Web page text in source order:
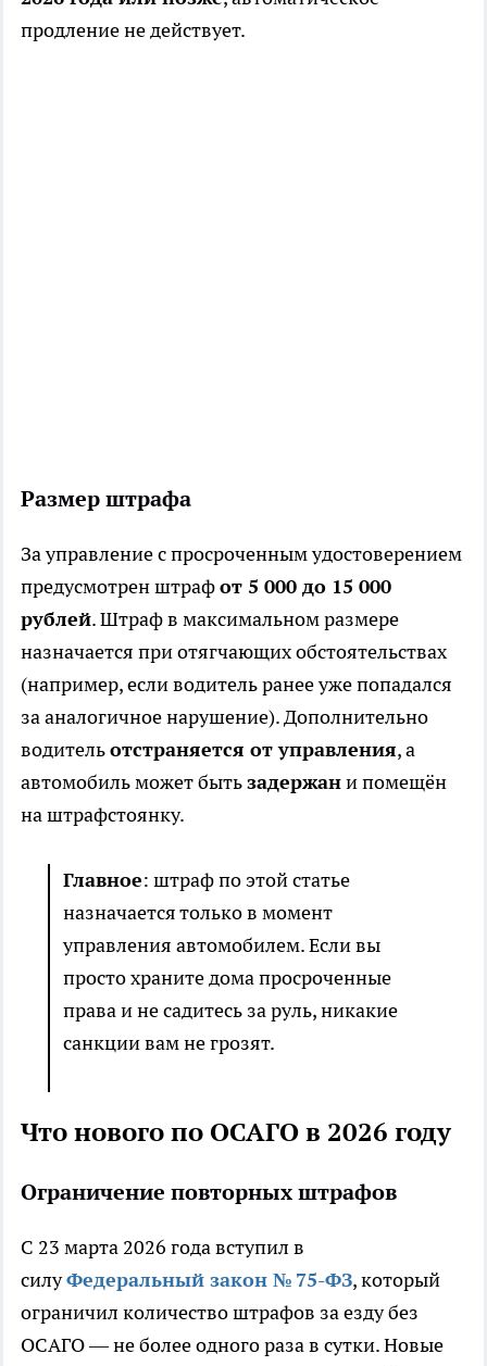
продление не действует.
Размер штрафа
За управление с просроченным удостоверением
предусмотрен штрафот 5 000 до 15 000
рублей. Штраф в максимальном размере
назначается при отягчающих обстоятельствах
(например, если водитель ранее уже попадался
за аналогичное нарушение). Дополнительно
водительотстраняется от управления, а
автомобиль может бытьзадержани помещён
на штрафстоянку.
Главное: штраф по этой статье
назначается только в момент
управления автомобилем. Если вы
просто храните дома просроченные
права и не садитесь за руль, никакие
санкции вам не грозят.
Что нового по ОСАГО в 2026 году
Ограничение повторных штрафов
С 23 марта 2026 года вступил в
силуФедеральный закон № 75-ФЗ, который
ограничил количество штрафов за езду без
ОСАГО — не более одного раза в сутки. Новые